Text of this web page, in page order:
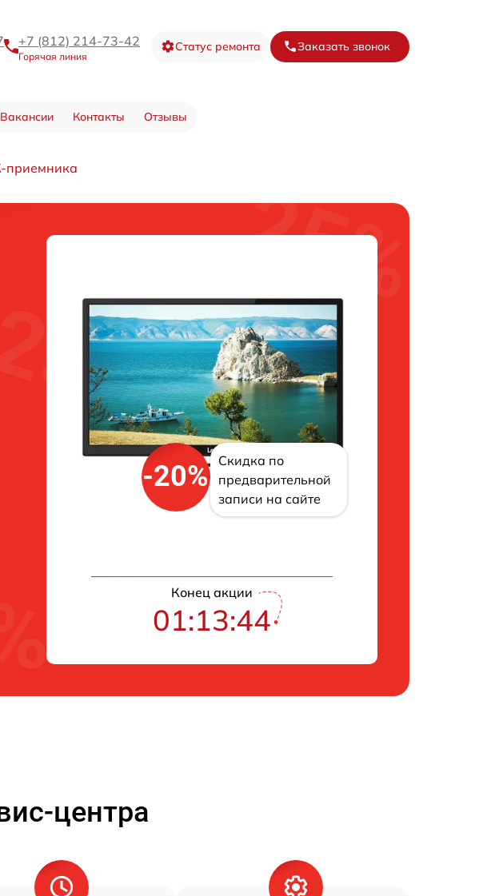
+7 (812) 214-73-42
Горячая линия
Статус ремонта Заказать звонок
Вакансии Контакты Отзывы
приемника
-20%
Скидка по
предварительной
записи на сайте
Конец акции
01:13:43
центра